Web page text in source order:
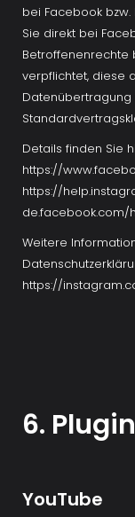
bei Facebook
Sie direkt bei
Betroffenenrechte
verpflichtet, diese
Datenübertragung
Details finden Sie
https://
https://
de.facebook.com/
Weitere
https://
6.
YouTube